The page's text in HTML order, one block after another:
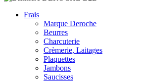
Frais
Marque Deroche
Beurres
Charcuterie
Crèmerie, Laitages
Plaquettes
Jambons
Saucisses